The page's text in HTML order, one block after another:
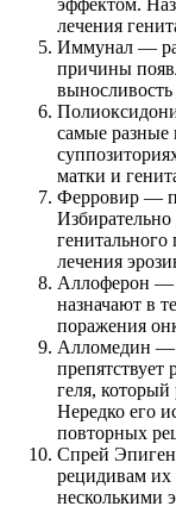
лечения
Иммунал —
причины
выносливость
самые разные
матки и
Ферровир —
генитального
лечения
Аллоферон —
назначают в
поражения
Алломедин —
геля,
Нередко его
повторных
Спрей Эпиген
рецидивам их
несколькими